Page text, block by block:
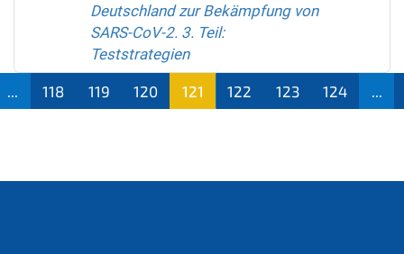
Deutschland zur Bekämpfung von
SARS-CoV-2. 3. Teil:
Teststrategien
118 119 120 121 122 123 124